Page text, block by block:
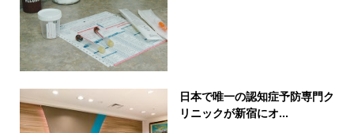
日本で唯一の認知症予防専門ク
リニックが新宿にオ...